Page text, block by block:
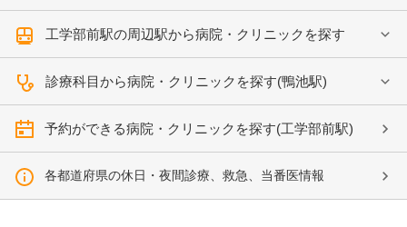
工学部前駅の周辺駅から病院・クリニックを探す
診療科目から病院・クリニックを探す(鴨池駅)
予約ができる病院・クリニックを探す(工学部前駅)
各都道府県の休日・夜間診療、救急、当番医情報